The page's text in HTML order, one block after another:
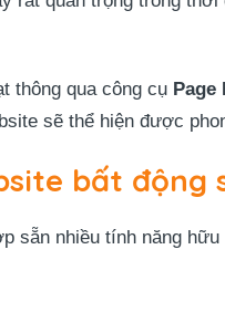
thông qua công cụ Page
sẽ thể hiện được
bất động
nhiều tính năng